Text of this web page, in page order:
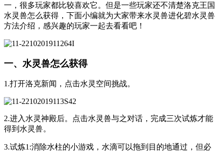
一，很多玩家都比较喜欢它。但是一些玩家还不清楚洛克王国
水灵兽怎么获得，下面小编就为大家带来水灵兽进化碧水灵兽
方法介绍，感兴趣的玩家一起去看看吧！
一、水灵兽怎么获得
1.打开洛克新闻，点击水灵空间挑战。
2.进入水灵神殿后。点击水灵兽与之对话，完成三次试炼才能
得到水灵兽。
3.试炼1:消除水柱的小游戏，水滴可以拖到目的地通过，但必